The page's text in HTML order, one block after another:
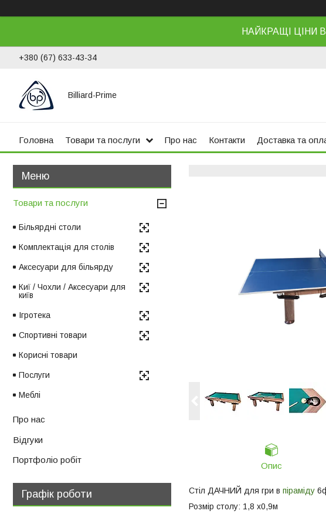
НАЙКРАЩІ ЦІНИ
+380 (67) 633-43-34
Billiard-Prime
Головна Товари та послуги Про нас Контакти Доставка та
Опис
Стіл ДАЧНИЙ для гри в піраміду
Розмір столу: 1,8 х0,9м
Товари та послуги
Більярдні столи
Комплектація для столів
Аксесуари для більярду
Киї / Чохли / Аксесуари для
київ
Ігротека
Спортивні товари
Корисні товари
Послуги
Меблі
Про нас
Відгуки
Портфоліо робіт
Графік роботи